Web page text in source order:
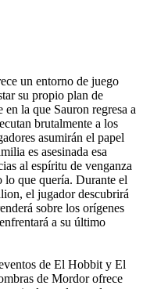
un entorno de juego
su propio plan de
la que Sauron regresa a
brutalmente a los
asumirán el papel
es asesinada esa
al espíritu de venganza
lo que quería. Durante el
el jugador descubrirá
sobre los orígenes
a su último
de El Hobbit y El
de Mordor ofrece